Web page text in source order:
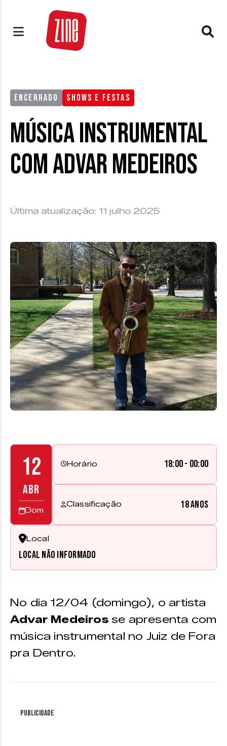
ENCERRADO SHOWS E FESTAS
Música Instrumental
com Advar Medeiros
Última atualização: 11 julho 2025
12
ABR
Dom
Horário 18:00 - 00:00
Classificação 18 anos
Local
Local não informado
No dia 12/04 (domingo), o artista
Advar Medeirosse apresenta com
música instrumental no Juiz de Fora
pra Dentro.
Publicidade